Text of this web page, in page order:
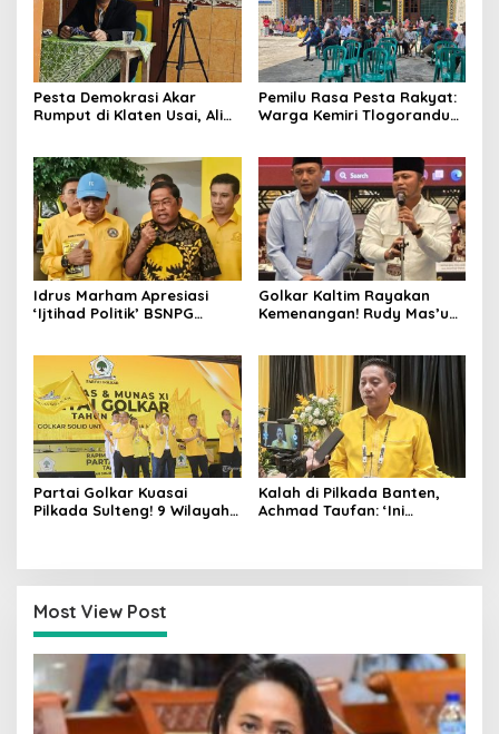
Pesta Demokrasi Akar
Rumput di Klaten Usai, Alim
Pemilu Rasa Pesta Rakyat:
Warga Kemiri Tlogorandu
Prize Menarik!
Idrus Marham Apresiasi
‘Ijtihad Politik’ BSNPG
Utama di Pemilu!
Golkar Kaltim Rayakan
Kemenangan! Rudy Mas’ud-
Partai Golkar Kuasai
Pilkada Sulteng! 9 Wilayah
Kalah di Pilkada Banten,
Achmad Taufan: ‘Ini
Most View Post